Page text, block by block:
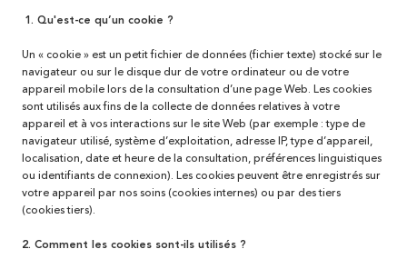
1. Qu'est-ce qu’un cookie ?
Un « cookie » est un petit fichier de données (fichier texte) stocké sur le
navigateur ou sur le disque dur de votre ordinateur ou de votre
appareil mobile lors de la consultation d’une page Web. Les cookies
sont utilisés aux fins de la collecte de données relatives à votre
appareil et à vos interactions sur le site Web (par exemple : type de
navigateur utilisé, système d’exploitation, adresse IP, type d’appareil,
localisation, date et heure de la consultation, préférences linguistiques
ou identifiants de connexion). Les cookies peuvent être enregistrés sur
votre appareil par nos soins (cookies internes) ou par des tiers
(cookies tiers).
2. Comment les cookies sont-ils utilisés ?